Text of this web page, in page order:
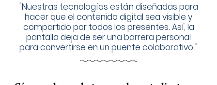
"Nuestras tecnologías están diseñadas para
hacer que el contenido digital sea visible y
compartido por todos los presentes. Así, la
pantalla deja de ser una barrera personal
para convertirse en un puente colaborativo "